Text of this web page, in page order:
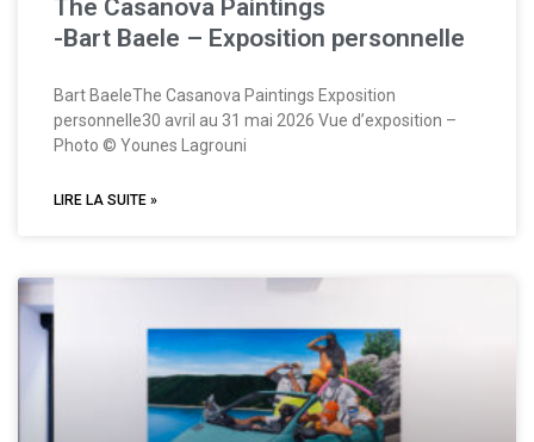
The Casanova Paintings
-Bart Baele – Exposition personnelle
Bart BaeleThe Casanova Paintings Exposition
personnelle30 avril au 31 mai 2026 Vue d’exposition –
Photo © Younes Lagrouni
LIRE LA SUITE »